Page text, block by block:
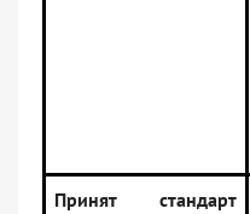
Принят стандарт